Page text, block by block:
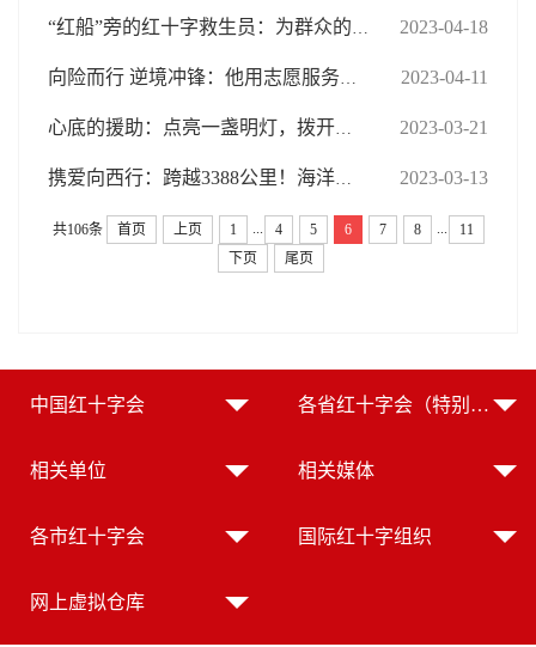
“红船”旁的红十字救生员：为群众的水上安全保驾护航 2023-04-18
向险而行 逆境冲锋：他用志愿服务扛起责任和使命 2023-04-11
心底的援助：点亮一盏明灯，拨开心头云雾 2023-03-21
携爱向西行：跨越3388公里！海洋梦绽格桑原 2023-03-13
共106条 首页 上页 1 ... 4 5 6 7 8 ...
11
下页
尾页
中国红十字会 各省红十字会（特别行政区红十字会）
相关单位 相关媒体
各市红十字会 国际红十字组织
网上虚拟仓库